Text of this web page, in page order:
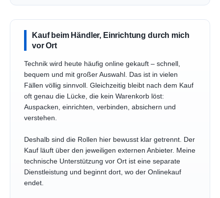
Kauf beim Händler, Einrichtung durch mich
vor Ort
Technik wird heute häufig online gekauft – schnell,
bequem und mit großer Auswahl. Das ist in vielen
Fällen völlig sinnvoll. Gleichzeitig bleibt nach dem Kauf
oft genau die Lücke, die kein Warenkorb löst:
Auspacken, einrichten, verbinden, absichern und
verstehen.
Deshalb sind die Rollen hier bewusst klar getrennt. Der
Kauf läuft über den jeweiligen externen Anbieter. Meine
technische Unterstützung vor Ort ist eine separate
Dienstleistung und beginnt dort, wo der Onlinekauf
endet.